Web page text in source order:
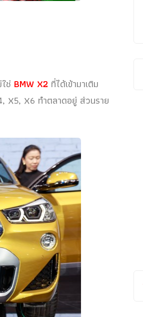
ช่ BMW X2 ที่ได้เข้ามาเติม
X5, X6 ทำตลาดอยู่ ส่วนราย